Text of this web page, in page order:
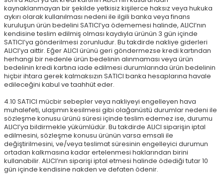
kaynaklanmayan bir şekilde yetkisiz kişilerce haksız veya hukuka
aykırı olarak kullanılması nedeni ile ilgili banka veya finans
kuruluşun ürün bedelini SATICI’ya ödememesi halinde, ALICI’nın
kendisine teslim edilmiş olması kaydıyla ürünün 3 gün içinde
SATICI’ya gönderilmesi zorunludur. Bu takdirde nakliye giderleri
ALICI’ya aittir. Eğer ALICI ürünü geri göndermezse kredi kartından
herhangi bir nedenle ürün bedelinin alınmaması veya ürün
bedelinin kredi kartına iade edilmesi durumlarında ürün bedelinin
hiçbir ihtara gerek kalmaksızın SATICI banka hesaplarına havale
edileceğini kabul ve taahhüt eder.
4.10 SATICI mücbir sebepler veya nakliyeyi engelleyen hava
muhalefeti, ulaşımın kesilmesi gibi olağanüstü durumlar nedeni ile
sözleşme konusu ürünü süresi içinde teslim edemez ise, durumu
ALICI’ya bildirmekle yükümlüdür. Bu takdirde ALICI siparişin iptal
edilmesini, sözleşme konusu ürünün varsa emsali ile
değiştirilmesini, ve/veya teslimat süresinin engelleyici durumun
ortadan kalkmasına kadar ertelenmesi haklarından birini
kullanabilir. ALICI’nın siparişi iptal etmesi halinde ödediği tutar 10
gün içinde kendisine nakden ve defaten ödenir.